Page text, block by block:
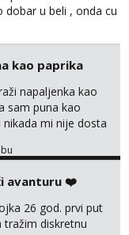
dobar u beli , onda cu
link ispod i nadji me
kao paprika
napaljenka kao
sam puna kao
mi nije dosta
javi što prije da
avanturu ❤️
26 god. prvi put
tražim diskretnu